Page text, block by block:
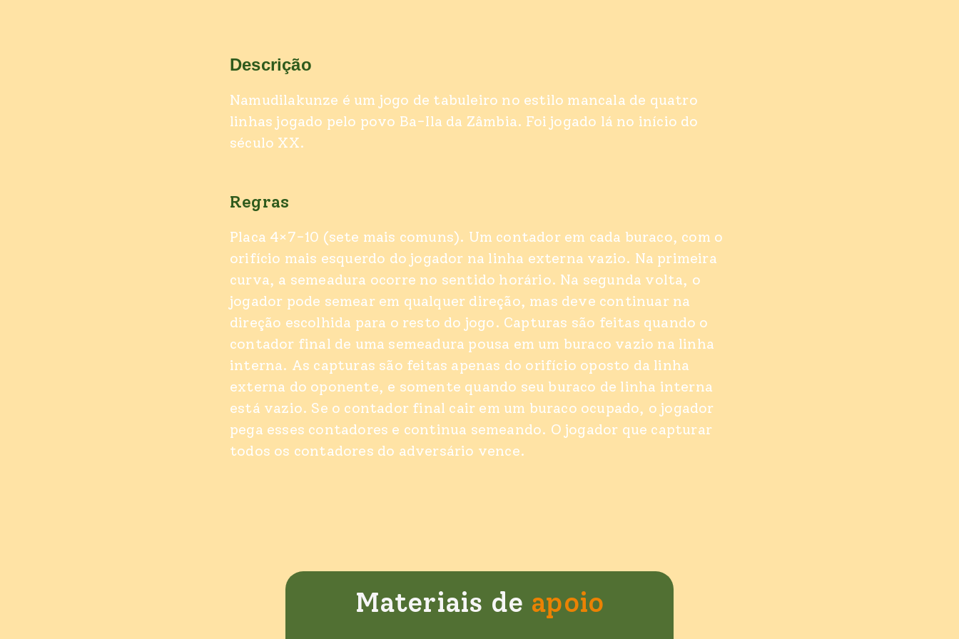
Descrição
Namudilakunze é um jogo de tabuleiro no estilo mancala de quatro
linhas jogado pelo povo Ba-Ila da Zâmbia. Foi jogado lá no início do
século XX.
Regras
Placa 4×7-10 (sete mais comuns). Um contador em cada buraco, com o
orifício mais esquerdo do jogador na linha externa vazio. Na primeira
curva, a semeadura ocorre no sentido horário. Na segunda volta, o
jogador pode semear em qualquer direção, mas deve continuar na
direção escolhida para o resto do jogo. Capturas são feitas quando o
contador final de uma semeadura pousa em um buraco vazio na linha
interna. As capturas são feitas apenas do orifício oposto da linha
externa do oponente, e somente quando seu buraco de linha interna
está vazio. Se o contador final cair em um buraco ocupado, o jogador
pega esses contadores e continua semeando. O jogador que capturar
todos os contadores do adversário vence.
Materiais de apoio